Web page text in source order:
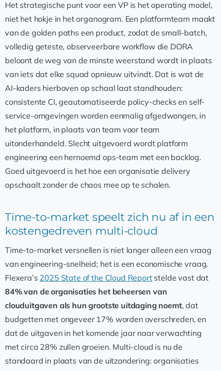
Het strategische punt voor een VP is het operating model,
niet het hokje in het organogram. Een platformteam maakt
van de golden paths een product, zodat de small-batch,
volledig geteste, observeerbare workflow die DORA
beloont de weg van de minste weerstand wordt in plaats
van iets dat elke squad opnieuw uitvindt. Dat is wat de
AI-kaders hierboven op schaal laat standhouden:
consistente CI, geautomatiseerde policy-checks en self-
service-omgevingen worden eenmalig afgedwongen, in
het platform, in plaats van team voor team
uitonderhandeld. Slecht uitgevoerd wordt platform
engineering een hernoemd ops-team met een backlog.
Goed uitgevoerd is het hoe een organisatie delivery
opschaalt zonder de chaos mee op te schalen.
Time-to-market speelt zich nu af in een
kostengedreven multi-cloud
Time-to-market versnellen is niet langer alleen een vraag
van engineering-snelheid; het is een economische vraag.
Flexera’s 2025 State of the Cloud Reportstelde vast dat
84% van de organisaties het beheersen van
clouduitgaven als hun grootste uitdaging noemt, dat
budgetten met ongeveer 17% worden overschreden, en
dat de uitgaven in het komende jaar naar verwachting
met circa 28% zullen groeien. Multi-cloud is nu de
standaard in plaats van de uitzondering: organisaties